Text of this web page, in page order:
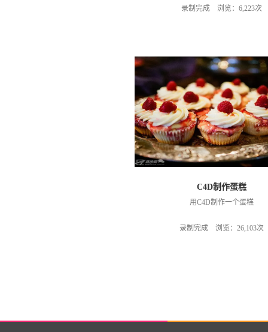
录制完成 浏览：6,223次
C4D制作蛋糕
用C4D制作一个蛋糕
录制完成 浏览：26,103次